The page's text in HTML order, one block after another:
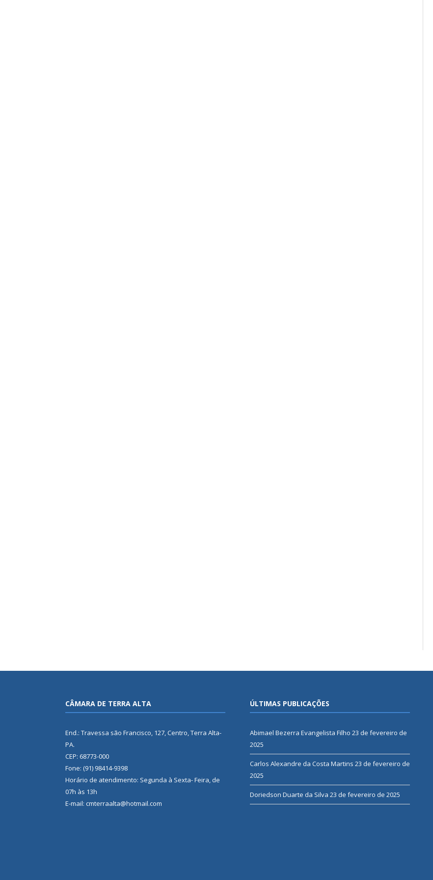
CÂMARA DE TERRA ALTA
End.: Travessa são Francisco, 127, Centro, Terra Alta-
PA.
CEP: 68773-000
Fone: (91) 98414-9398
Horário de atendimento: Segunda à Sexta- Feira, de
07h às 13h
E-mail: cmterraalta@hotmail.com
ÚLTIMAS PUBLICAÇÕES
Abimael Bezerra Evangelista Filho 23 de fevereiro de
2025
Carlos Alexandre da Costa Martins 23 de fevereiro de
2025
Doriedson Duarte da Silva 23 de fevereiro de 2025